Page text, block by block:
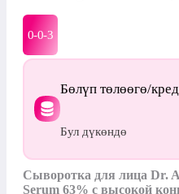
0-0-3
Бөлүп төлөөгө/
Бул дүкөндө
Сыворотка для лица Dr.
Serum 63% с высокой